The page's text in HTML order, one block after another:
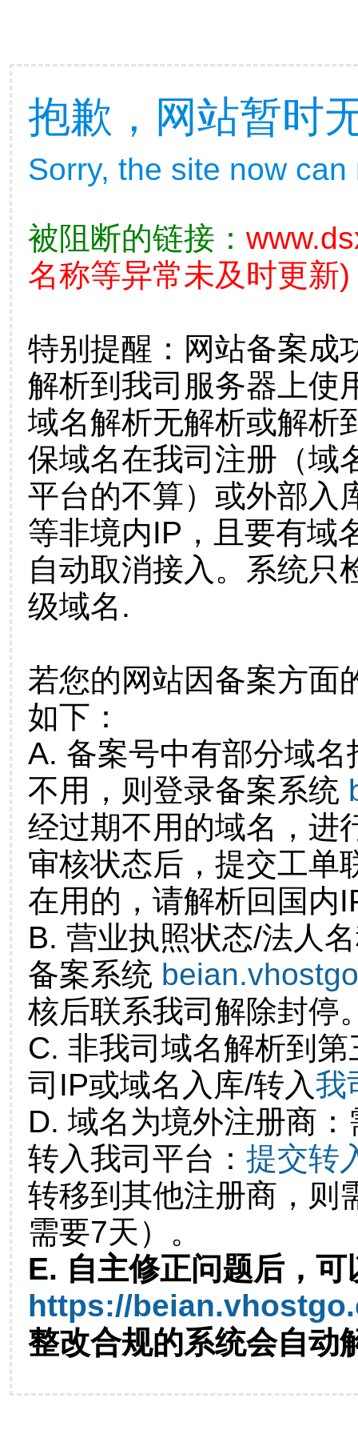
抱歉，网站暂时
Sorry, the site now
被阻断的链接：
名称等异常未及时更新)
特别提醒：网站备案成
解析到我司服务器上使
域名解析无解析或解析
保域名在我司注册（域
平台的不算）或外部入
等非境内IP，且要有域
自动取消接入。系统只
级域名.
若您的网站因备案方面
如下：
A. 备案号中有部分域
不用，则登录备案系统
经过期不用的域名，进
审核状态后，提交工单
在用的，请解析回国内
B. 营业执照状态/法人
备案系统
核后联系我司解除封停
C. 非我司域名解析到
司IP或域名入库/转入我
D. 域名为境外注册商
转入我司平台： 提交转
转移到其他注册商，则
需要7天）。
E. 自主修正问题后，可
https://
整改合规的系统会自动